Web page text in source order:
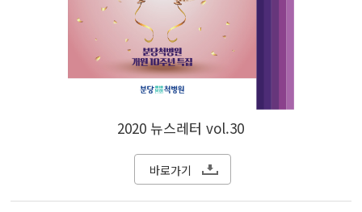
2020 뉴스레터 vol.30
바로가기